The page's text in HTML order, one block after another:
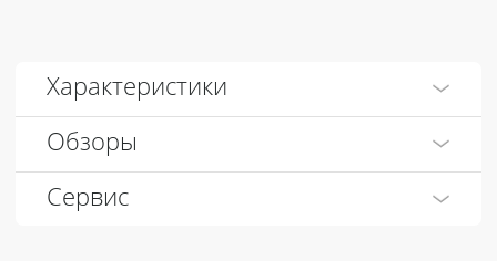
Характеристики
Обзоры
Сервис